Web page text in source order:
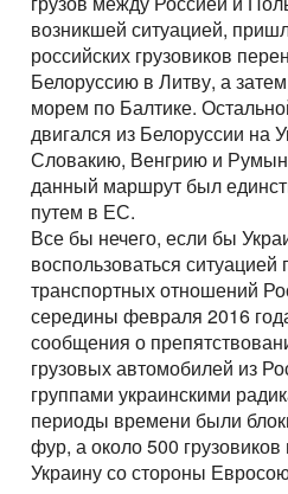
возникшей ситуацией,
российских грузовиков
Белоруссию в Литву, а
морем по Балтике.
двигался из Белоруссии на
Словакию, Венгрию и
данный маршрут был
путем в ЕС.
Все бы нечего, если бы
воспользоваться
транспортных отношений
середины февраля 2016
сообщения о
грузовых автомобилей из
группами украинскими
периоды времени были
фур, а около 500
Украину со стороны